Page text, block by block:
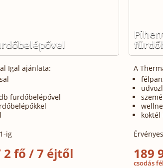
Igal ajánlata:
fürdőbelépővel
ig
2 fő / 7 éjtől
A
koktél
189
csodás